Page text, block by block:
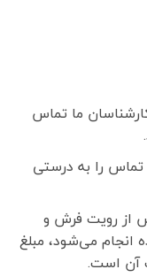
ما تماس
را به درستی
از رویت فرش و
می‌شود، مبلغ